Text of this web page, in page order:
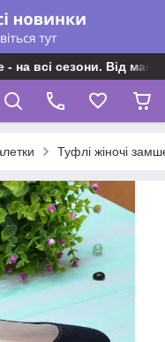
- на всі сезони. Від
Туфлі жіночі